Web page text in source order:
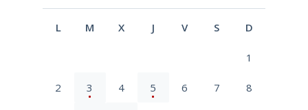
L M X J V S D
1
2 3 4 5 6 7 8